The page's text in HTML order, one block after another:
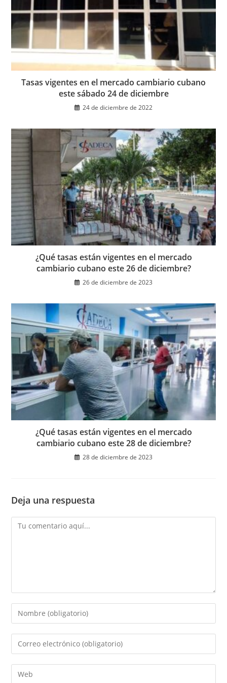
Tasas vigentes en el mercado cambiario cubano
este sábado 24 de diciembre
24 de diciembre de 2022
¿Qué tasas están vigentes en el mercado
cambiario cubano este 26 de diciembre?
26 de diciembre de 2023
¿Qué tasas están vigentes en el mercado
cambiario cubano este 28 de diciembre?
28 de diciembre de 2023
Deja una respuesta
Comentario
Introduce
tu
nombre
de
Introduce
tu
dirección
de
Introduce